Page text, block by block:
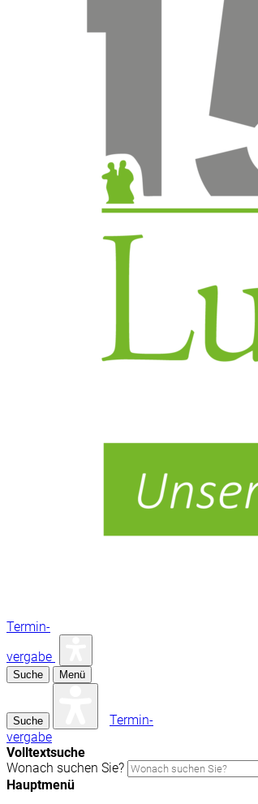
Termin-
vergabe
Suche Menü
Suche
Termin-
vergabe
Volltextsuche
Wonach suchen Sie?
Hauptmenü